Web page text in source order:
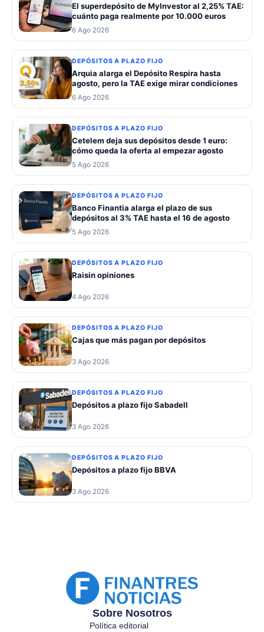
El superdepósito de MyInvestor al 2,25% TAE:
cuánto paga realmente por 10.000 euros
6 Ago 2026
DEPÓSITOS A PLAZO FIJO
Arquia alarga el Depósito Respira hasta
agosto, pero la TAE exige mirar condiciones
6 Ago 2026
DEPÓSITOS A PLAZO FIJO
Cetelem deja sus depósitos desde 1 euro:
cómo queda la oferta al empezar agosto
5 Ago 2026
DEPÓSITOS A PLAZO FIJO
Banco Finantia alarga el plazo de sus
depósitos al 3% TAE hasta el 16 de agosto
5 Ago 2026
DEPÓSITOS A PLAZO FIJO
Raisin opiniones
4 Ago 2026
DEPÓSITOS A PLAZO FIJO
Cajas que más pagan por depósitos
3 Ago 2026
DEPÓSITOS A PLAZO FIJO
Depósitos a plazo fijo Sabadell
3 Ago 2026
DEPÓSITOS A PLAZO FIJO
Depósitos a plazo fijo BBVA
3 Ago 2026
Sobre Nosotros
Política editorial